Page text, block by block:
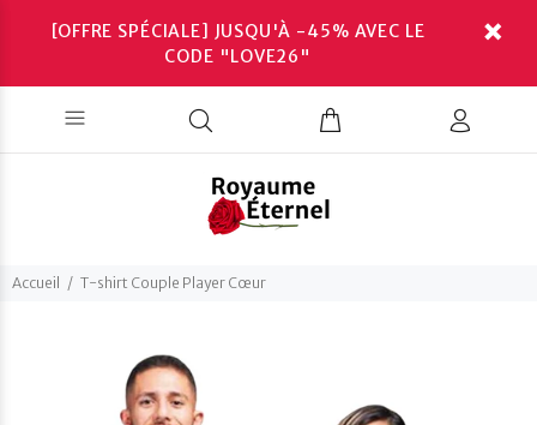
[OFFRE SPÉCIALE] JUSQU'À -45% AVEC LE
CODE "LOVE26"
Accueil T-shirt Couple Player Cœur